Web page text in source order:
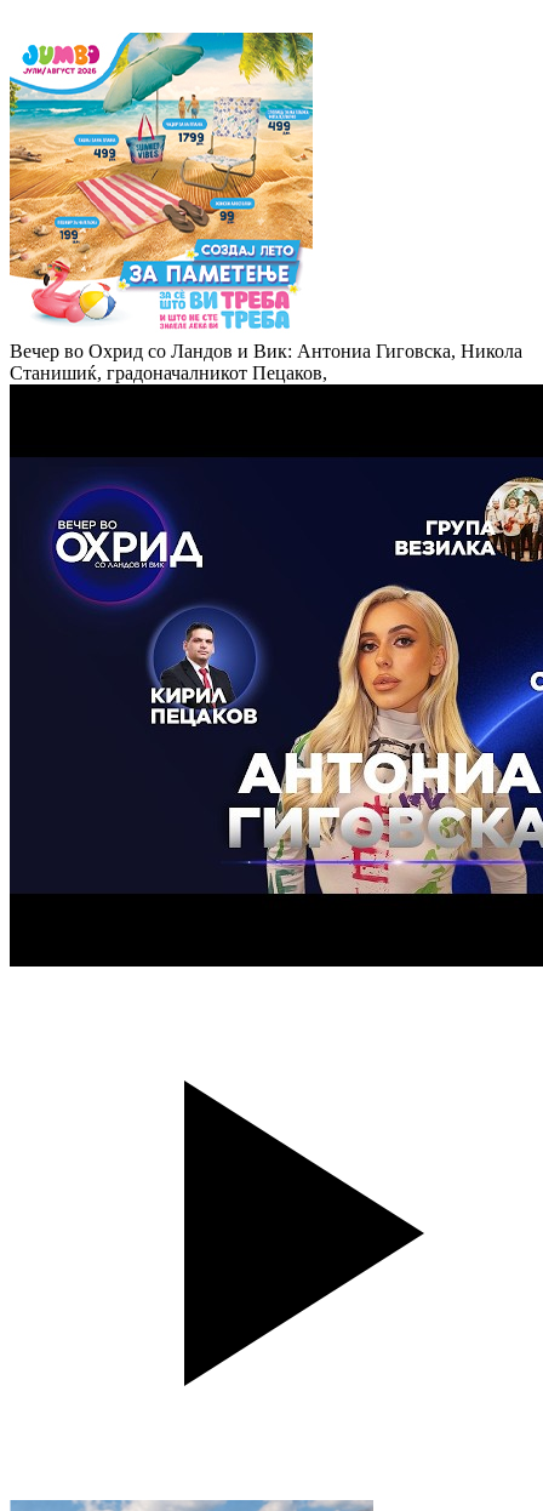
Вечер во Охрид со Ландов и Вик: Антониа Гиговска, Никола
Станишиќ, градоначалникот Пецаков,